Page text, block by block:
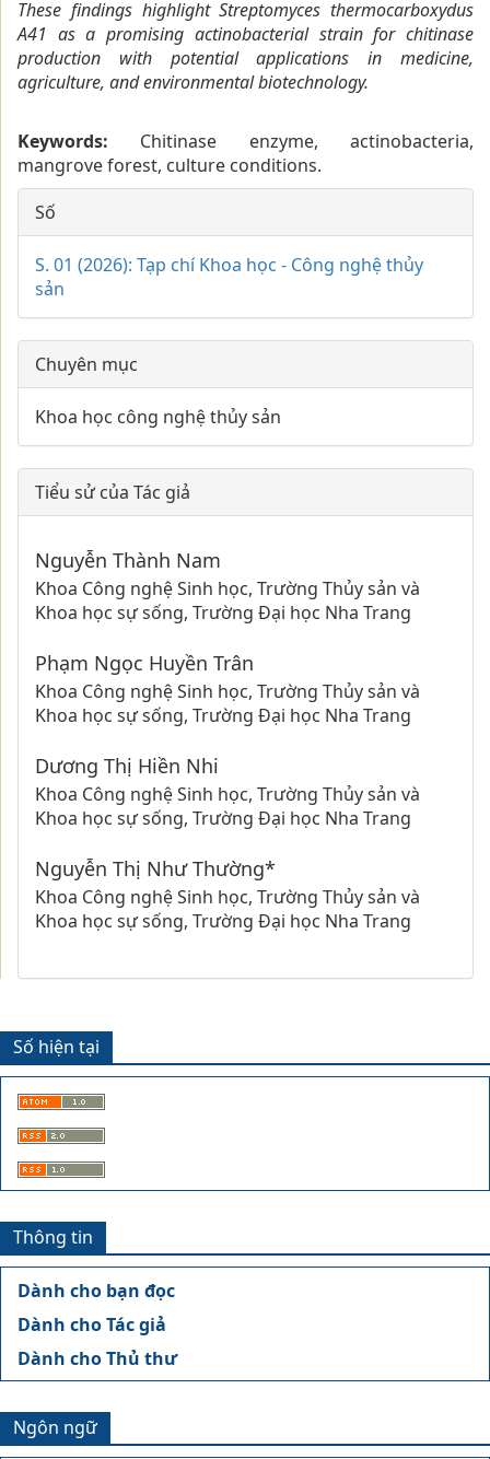
These findings highlight Streptomyces thermocarboxydus
A41 as a promising actinobacterial strain for chitinase
production with potential applications in medicine,
agriculture, and environmental biotechnology.
Keywords: Chitinase enzyme, actinobacteria,
mangrove forest, culture conditions.
Số
S. 01 (2026): Tạp chí Khoa học - Công nghệ thủy
sản
Chuyên mục
Khoa học công nghệ thủy sản
Tiểu sử của Tác giả
Nguyễn Thành Nam
Khoa Công nghệ Sinh học, Trường Thủy sản và
Khoa học sự sống, Trường Đại học Nha Trang
Phạm Ngọc Huyền Trân
Khoa Công nghệ Sinh học, Trường Thủy sản và
Khoa học sự sống, Trường Đại học Nha Trang
Dương Thị Hiền Nhi
Khoa Công nghệ Sinh học, Trường Thủy sản và
Khoa học sự sống, Trường Đại học Nha Trang
Nguyễn Thị Như Thường*
Khoa Công nghệ Sinh học, Trường Thủy sản và
Khoa học sự sống, Trường Đại học Nha Trang
Số hiện tại
Thông tin
Dành cho bạn đọc
Dành cho Tác giả
Dành cho Thủ thư
Ngôn ngữ